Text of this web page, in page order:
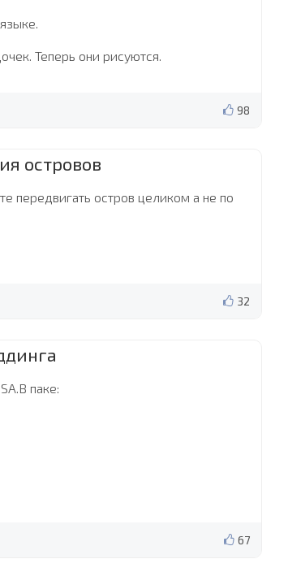
Теперь они рисуются.
98
островов
передвигать остров целиком а не по
32
паке:
67